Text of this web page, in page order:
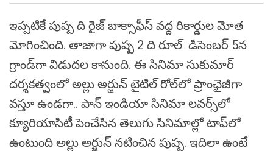
ఇప్పటికే పుష్ప ది రైజ్‌ బాక్సాఫీస్‌ వద్ద రికార్డుల మోత
మోగించింది. తాజాగా పుష్ప 2 ది రూల్‌ డిసెంబర్ 5న
గ్రాండ్‌గా విడుదల కానుంది. ఈ సినిమా సుకుమార్‌
దర్శకత్వంలో అల్లు అర్జున్‌ టైటిల్‌ రోల్‌లో ప్రాంఛైజీగా
వస్తూ ఉండగా.. పాన్ ఇండియా సినిమా లవర్స్‌లో
క్యూరియాసిటీ పెంచేసిన తెలుగు సినిమాల్లో టాప్‌లో
ఉంటుంది అల్లు అర్జున్‌ నటించిన పుష్ప. ఇదిలా ఉంటే